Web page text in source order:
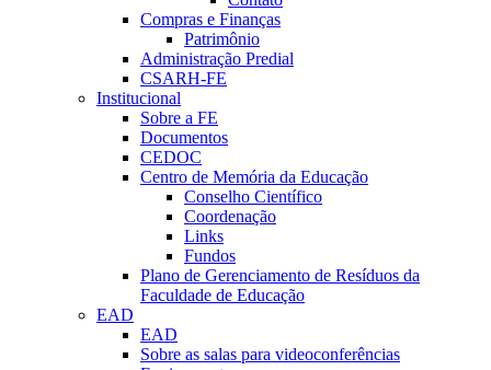
Compras e Finanças
Patrimônio
Administração Predial
CSARH-FE
Institucional
Sobre a FE
Documentos
CEDOC
Centro de Memória da Educação
Conselho Científico
Coordenação
Links
Fundos
Plano de Gerenciamento de Resíduos da
Faculdade de Educação
EAD
EAD
Sobre as salas para videoconferências